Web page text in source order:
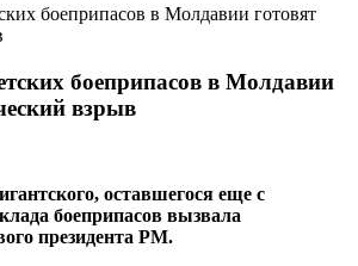
боеприпасов в Молдавии
взрыв
оставшегося еще с
боеприпасов вызвала
президента РМ.